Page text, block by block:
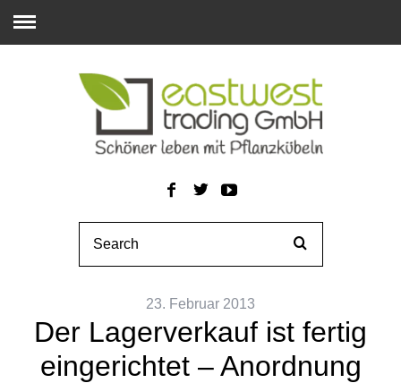
23. Februar 2013
Der Lagerverkauf ist fertig
eingerichtet – Anordnung